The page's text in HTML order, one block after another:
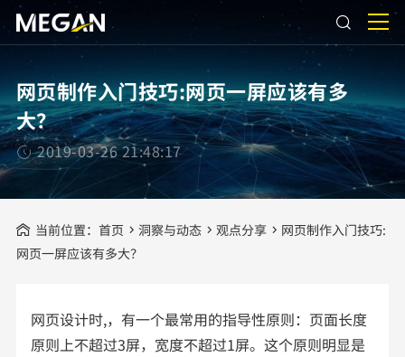
网页制作入门技巧:网页一屏应该有多
大？
2019-03-26 21:48:17
当前位置： 首页 洞察与动态 观点分享
网页制作入门技巧:
网页一屏应该有多大？
网页设计时,，有一个最常用的指导性原则：页面长度
原则上不超过3屏，宽度不超过1屏。这个原则明显是